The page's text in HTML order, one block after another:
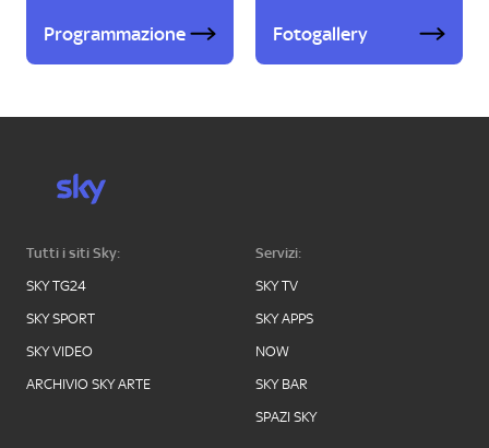
Programmazione Fotogallery
Tutti i siti Sky:
SKY TG24
SKY SPORT
SKY VIDEO
ARCHIVIO SKY ARTE
Servizi:
SKY TV
SKY APPS
NOW
SKY BAR
SPAZI SKY